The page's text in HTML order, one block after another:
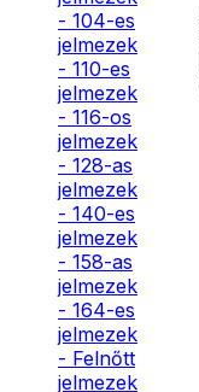
- 104-es
jelmezek
- 110-es
jelmezek
- 116-os
jelmezek
- 128-as
jelmezek
- 140-es
jelmezek
- 158-as
jelmezek
- 164-es
jelmezek
- Felnőtt
jelmezek